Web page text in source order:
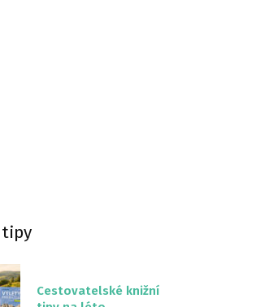
tipy
Cestovatelské knižní